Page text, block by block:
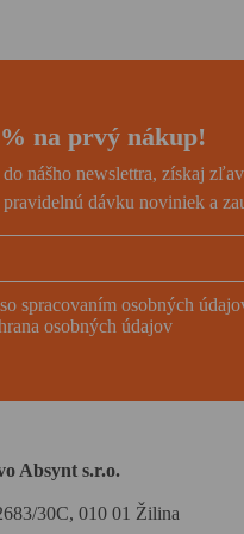
na prvý nákup!
do nášho newslettra, získaj
dávku noviniek a
spracovaním osobných
osobných údajov
Absynt s.r.o.
30C, 010 01 Žilina